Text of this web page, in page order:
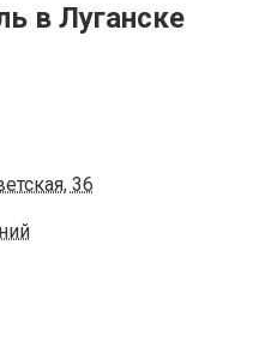
в Луганске
36